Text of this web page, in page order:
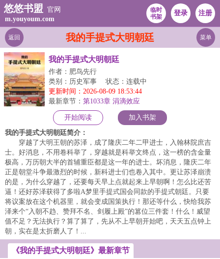
悠悠书盟 官网
m.youyoum.com
临时
书架
登录 注册
我的手提式大明朝廷
返回 菜单
我的手提式大明朝廷
作者：肥鸟先行
类别：历史军事
状态：连载中
更新时间：2026-08-09 18:53:44
最新章节： 第1033章 涓滴效应
开始阅读 加入书架
我的手提式大明朝廷简介：
穿越了大明王朝的苏泽，成了隆庆二年二甲进士，入翰林院庶吉
士。好消息，不用卷科举了，穿越就是科举文终点，这一榜的含金量
极高，万历朝大半的首辅重臣都是这一年的进士。坏消息，隆庆二年
正是朝堂斗争最激烈的时候，新科进士们也卷入其中。更让苏泽崩溃
的是，为什么穿越了，还要每天早上点就起来上早朝啊！怎么比还苦
逼！还好苏泽获得了多啦A梦里手提式国会同款的手提式朝廷。只要
将议案放在这个机器里，就会变成国策执行！那还等什么，快给我苏
泽来个“入朝不趋、赞拜不名、剑履上殿”的篡位三件套！什么！威望
值不足？无法执行？算了算了，先从不上早朝开始吧，天天五点钟上
朝，实在是太折磨人了！...
《我的手提式大明朝廷》最新章节